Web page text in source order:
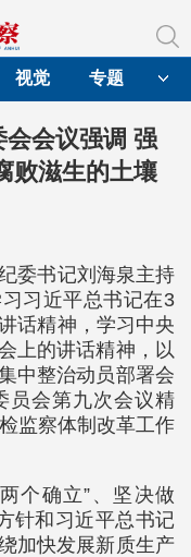
视觉 专题
会议强调 强
败滋生的土壤
委书记刘海泉主持
习近平总书记在3
话精神，学习中央
上的讲话精神，以
中整治动员部署会
员会第九次会议精
监察体制改革工作
个确立”、坚决做
针和习近平总书记
加快发展新质生产